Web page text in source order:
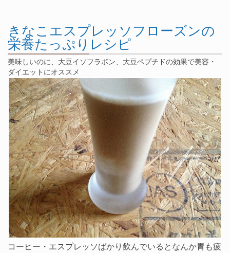
きなこエスプレッソフローズンの
栄養たっぷりレシピ
美味しいのに、大豆イソフラボン、大豆ペプチドの効果で美容・
ダイエットにオススメ
コーヒー・エスプレッソばかり飲んでいるとなんか胃も疲